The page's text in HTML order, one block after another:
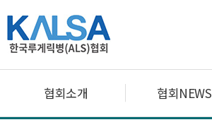
협회소개 협회NEWS